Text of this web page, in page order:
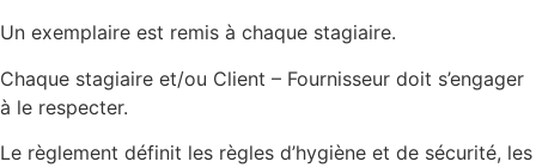
Un exemplaire est remis à chaque stagiaire.
Chaque stagiaire et/ou Client – Fournisseur doit s’engager
à le respecter.
Le règlement définit les règles d’hygiène et de sécurité, les